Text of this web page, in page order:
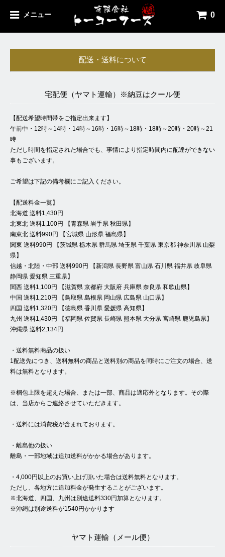
メニュー 0
配送・送料について
宅配便（ヤマト運輸）※納豆はクール便
【配送希望時間帯をご指定出来ます】
午前中・12時～14時・14時～16時・16時～18時・18時～20時・20時～21
時
ただし時間を指定された場合でも、事情により指定時間内に配達ができない
事もございます。
ご希望は下記の備考欄にご記入ください。
【配送料金一覧】
北海道 送料1,430円
北東北 送料1,100円 【青森県 岩手県 秋田県】
南東北 送料990円 【宮城県 山形県 福島県】
関東 送料990円 【茨城県 栃木県 群馬県 埼玉県 千葉県 東京都 神奈川県 山梨
県】
信越・北陸・中部 送料990円 【新潟県 長野県 富山県 石川県 福井県 岐阜県
静岡県 愛知県 三重県】
関西 送料1,100円 【滋賀県 京都府 大阪府 兵庫県 奈良県 和歌山県】
中国 送料1,210円 【鳥取県 島根県 岡山県 広島県 山口県】
四国 送料1,320円 【徳島県 香川県 愛媛県 高知県】
九州 送料1,430円 【福岡県 佐賀県 長崎県 熊本県 大分県 宮崎県 鹿児島県】
沖縄県 送料2,134円
・送料無料商品の扱い
1配送先につき、送料無料の商品と送料別の商品を同時にご注文の場合、送
料は無料となります。
※梱包上限を超えた場合、または一部、商品は適応外となります。その際
は、当店からご連絡させていただきます。
・送料には消費税が含まれております。
・離島他の扱い
離島・一部地域は追加送料がかかる場合があります。
・4,000円以上のお買い上げ頂いた場合は送料無料となります。
ただし、各地方に追加料金が発生することがございます。
※北海道、四国、九州は別途送料330円加算となります。
※沖縄は別途送料が1540円かかります
ヤマト運輸（メール便）